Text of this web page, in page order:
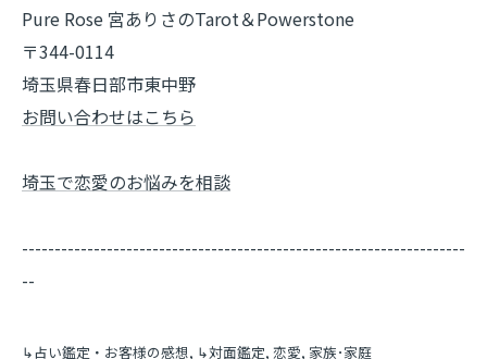
Pure Rose 宮ありさのTarot＆Powerstone
〒344-0114
埼玉県春日部市東中野
お問い合わせはこちら
埼玉で恋愛のお悩みを相談
--------------------------------------------------------------------
--
↳占い鑑定・お客様の感想 ↳対面鑑定 恋愛 家族･家庭